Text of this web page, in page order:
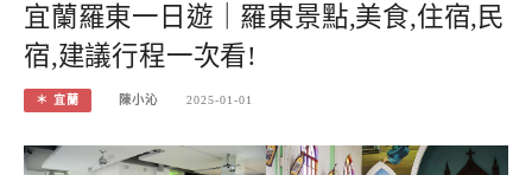
宜蘭羅東一日遊｜羅東景點,美食,住宿,民
宿,建議行程一次看!
＊ 宜蘭 陳小沁 2025-01-01